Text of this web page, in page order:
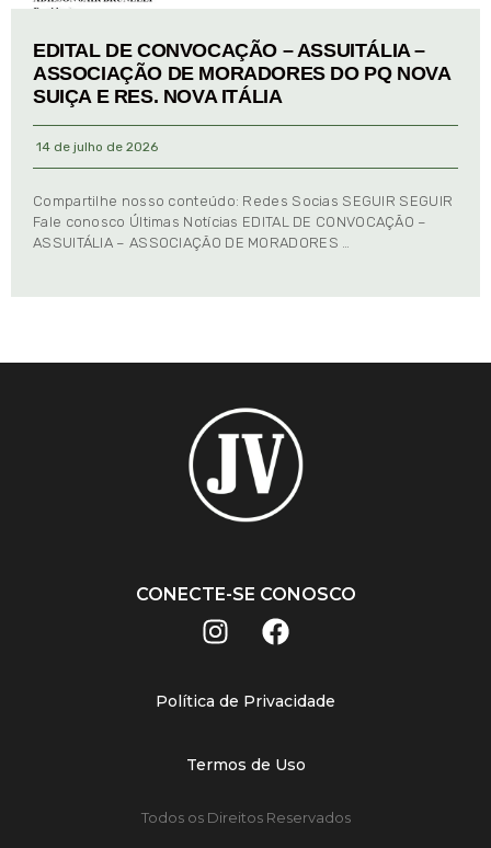
EDITAL DE CONVOCAÇÃO – ASSUITÁLIA –
ASSOCIAÇÃO DE MORADORES DO PQ NOVA
SUIÇA E RES. NOVA ITÁLIA
14 de julho de 2026
Compartilhe nosso conteúdo: Redes Socias SEGUIR SEGUIR
Fale conosco Últimas Notícias EDITAL DE CONVOCAÇÃO –
ASSUITÁLIA – ASSOCIAÇÃO DE MORADORES …
CONECTE-SE CONOSCO
Política de Privacidade
Termos de Uso
Todos os Direitos Reservados